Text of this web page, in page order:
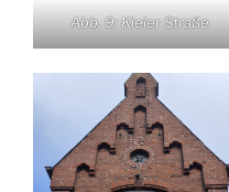
Abb. 9: Kieler Straße